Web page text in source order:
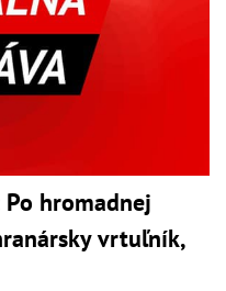
Po hromadnej
vrtuľník,